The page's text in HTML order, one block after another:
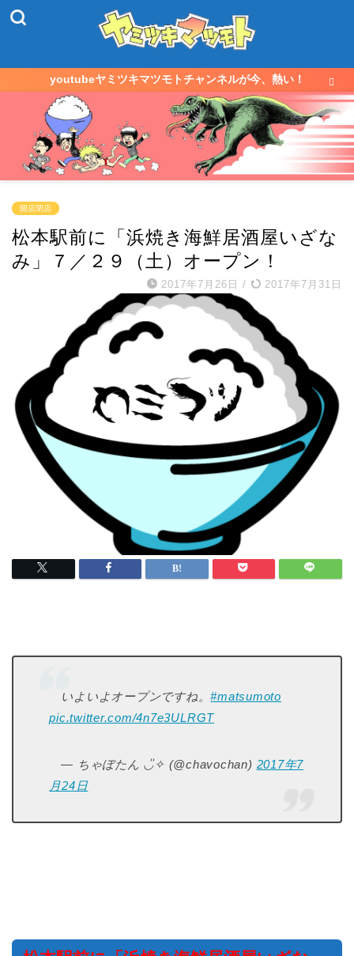
youtubeヤミツキマツモトチャンネルが今、熱い！
開店閉店
松本駅前に「浜焼き海鮮居酒屋いざな
み」７／２９（土）オープン！
2017年7月26日 / 2017年7月31日
いよいよオープンですね。#matsumoto
pic.twitter.com/4n7e3ULRGT
— ちゃぼたん ◡̎✧ (@chavochan) 2017年7
月24日